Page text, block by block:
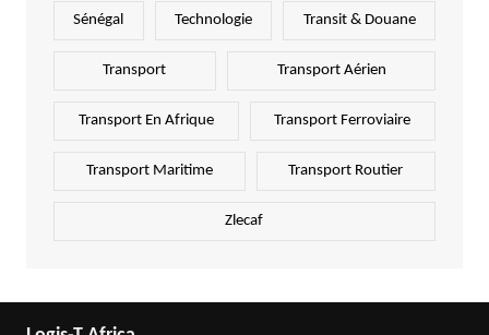
Sénégal Technologie Transit & Douane
Transport Transport Aérien
Transport En Afrique Transport Ferroviaire
Transport Maritime Transport Routier
Zlecaf